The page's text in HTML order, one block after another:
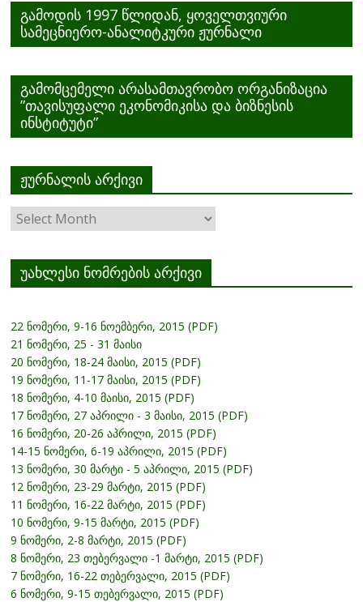
გამოდის 1997 წლიდან, ყოველთვიური
სამეცნიერო-ანალიტკური ჟურნალი
გამომცემელი არასამთავრობო ორგანიზაცია
”თავისუფალი ეკონომიკისა და ბიზნესის
ინსტიტუტი”
ჟურნალის არქივი
ჟურნალის
არქივი
უახლესი ნომრების არქივი
22 ნომერი, 9-16 ნოემბერი, 2015 (PDF)
21 ნომერი, 25 - 31 მაისი
20 ნომერი, 18-24 მაისი, 2015 (PDF)
19 ნომერი, 11-17 მაისი, 2015 (PDF)
18 ნომერი, 4-10 მაისი, 2015 (PDF)
17 ნომერი, 27 აპრილი - 3 მაისი, 2015 (PDF)
16 ნომერი, 20-26 აპრილი, 2015 (PDF)
14-15 ნომერი, 6-19 აპრილი, 2015 (PDF)
13 ნომერი, 30 მარტი - 5 აპრილი, 2015 (PDF)
12 ნომერი, 23-29 მარტი, 2015 (PDF)
11 ნომერი, 16-22 მარტი, 2015 (PDF)
10 ნომერი, 9-15 მარტი, 2015 (PDF)
9 ნომერი, 2-8 მარტი, 2015 (PDF)
8 ნომერი, 23 თებერვალი -1 მარტი, 2015 (PDF)
7 ნომერი, 16-22 თებერვალი, 2015 (PDF)
6 ნომერი, 9-15 თებერვალი, 2015 (PDF)